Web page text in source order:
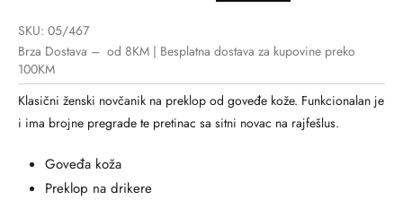
SKU: 05/467
Brza Dostava – od 8KM | Besplatna dostava za kupovine preko
100KM
Klasični ženski novčanik na preklop od goveđe kože. Funkcionalan je
i ima brojne pregrade te pretinac sa sitni novac na rajfešlus.
Goveđa koža
Preklop na drikere